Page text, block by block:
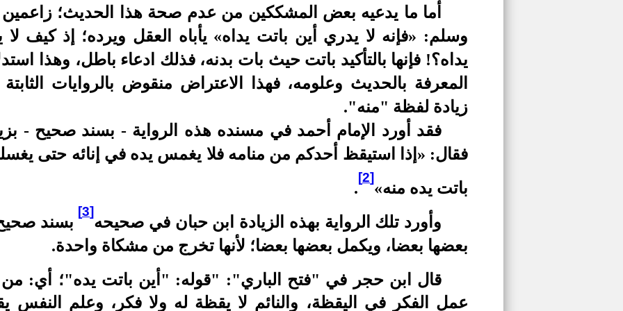
أما ما يدعيه بعض المشككين من عدم صحة هذا الحديث؛ زاعمين
وسلم: «فإنه لا يدري أين باتت يداه» يأباه العقل ويرده؛ إذ كيف
يداه؟! فإنها بالتأكيد باتت حيث بات بدنه، فذلك ادعاء باطل، وهذا
المعرفة بالحديث وعلومه، فهذا الاعتراض منقوض بالروايات
زيادة لفظة "منه".
فقد أورد الإمام أحمد في مسنده هذه الرواية - بسند صحيح -
فقال: «إذا استيقظ أحدكم من منامه فلا يغمس يده في إنائه حتى يغسلها
باتت يده منه»
[2]
.
وأورد تلك الرواية بهذه الزيادة ابن حبان في صحيحه
[3]
بسند
بعضها بعضا، ويكمل بعضها بعضا؛ لأنها تخرج من مشكاة واحدة.
قال ابن حجر في "فتح الباري": "قوله: "أين باتت يده"؛ أي:
عمل الفكر في اليقظة، والنائم لا يقظة له ولا فكر، وعلم النفس